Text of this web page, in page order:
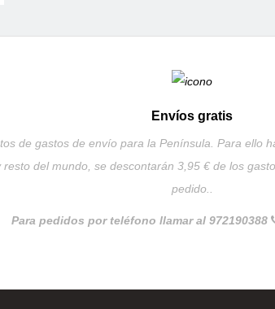
Envíos gratis
de gastos de envío para la Península. Para ello
del mundo, se descontarán 3,95 € de los
pedido..
Para pedidos por teléfono llamar al 972190388